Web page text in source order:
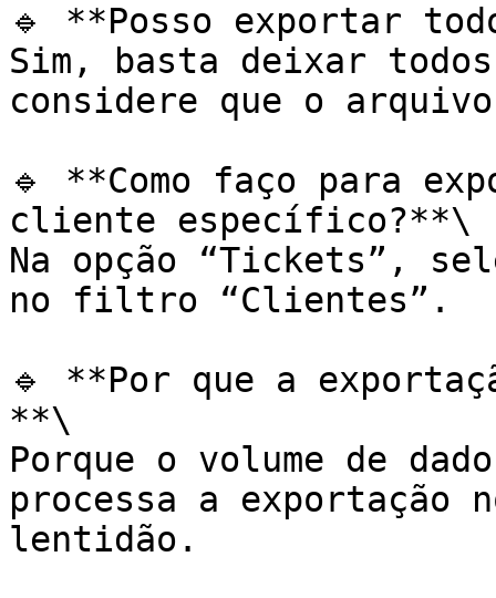
🔹 **Posso exportar
Sim, basta deixar
considere que o
🔹 **Como faço para
cliente específico?**\
Na opção “Tickets”,
no filtro “Clientes”.
🔹 **Por que a
**\
Porque o volume de
processa a
lentidão.